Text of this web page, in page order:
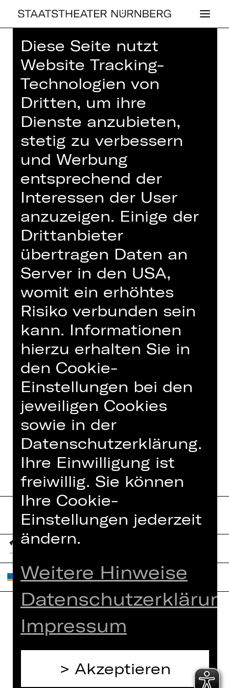
Home>Haus>Künstler*innen
Harald Bschorr
HARALD
BSCHORR
Staatsphilharmonie Nürnberg
Posaune (Solo)
Posaune
Foto © Ludwig Olah
Home
Newsletter
Jobs
AGB
Diese Seite nutzt
Website Tracking-
Technologien von
Dritten, um ihre
Dienste anzubieten,
stetig zu verbessern
und Werbung
entsprechend der
Interessen der User
anzuzeigen. Einige der
Drittanbieter
übertragen Daten an
Server in den USA,
womit ein erhöhtes
Risiko verbunden sein
kann. Informationen
hierzu erhalten Sie in
den Cookie-
Einstellungen bei den
jeweiligen Cookies
sowie in der
Datenschutzerklärung.
Ihre Einwilligung ist
freiwillig. Sie können
Ihre Cookie-
Einstellungen jederzeit
ändern.
Weitere Hinweise
Impressum
Akzeptieren